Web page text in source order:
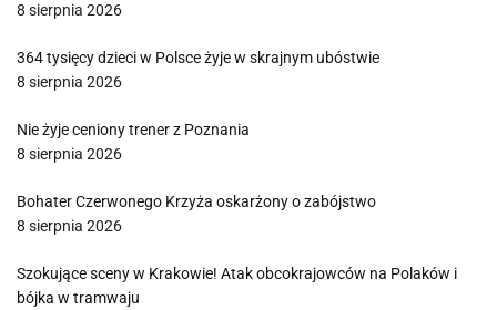
8 sierpnia 2026
364 tysięcy dzieci w Polsce żyje w skrajnym ubóstwie
8 sierpnia 2026
Nie żyje ceniony trener z Poznania
8 sierpnia 2026
Bohater Czerwonego Krzyża oskarżony o zabójstwo
8 sierpnia 2026
Szokujące sceny w Krakowie! Atak obcokrajowców na Polaków i
bójka w tramwaju